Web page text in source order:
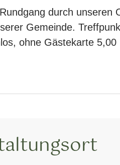
durch unseren
Gemeinde.
ohne Gästekarte 5,00